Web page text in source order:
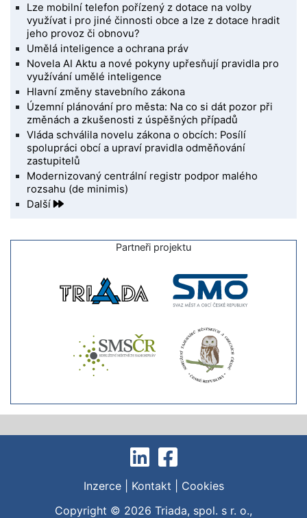
Lze mobilní telefon pořízený z dotace na volby
využívat i pro jiné činnosti obce a lze z dotace hradit
jeho provoz či obnovu?
Umělá inteligence a ochrana práv
Novela AI Aktu a nové pokyny upřesňují pravidla pro
využívání umělé inteligence
Hlavní změny stavebního zákona
Územní plánování pro města: Na co si dát pozor při
změnách a zkušenosti z úspěšných případů
Vláda schválila novelu zákona o obcích: Posílí
spolupráci obcí a upraví pravidla odměňování
zastupitelů
Modernizovaný centrální registr podpor malého
rozsahu (de minimis)
Další
Partneři projektu
Inzerce| Kontakt
Cookies
Copyright © 2026 Triada, spol. s r. o.,